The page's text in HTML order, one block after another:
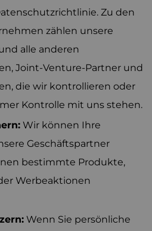
Zu den
zählen unsere
alle anderen
Joint-Venture-Partner und
die wir kontrollieren oder
Kontrolle mit uns stehen.
Wir können Ihre
Geschäftspartner
bestimmte Produkte,
Werbeaktionen
Wenn Sie persönliche